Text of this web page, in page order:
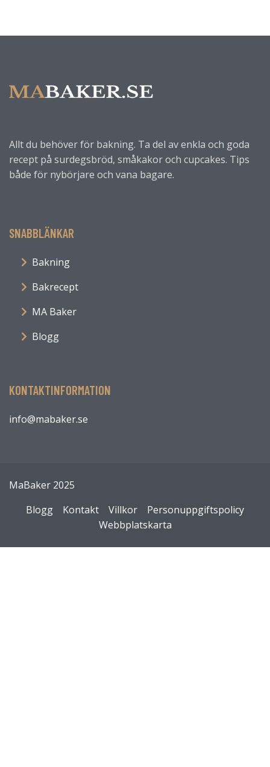
Allt du behöver för bakning. Ta del av enkla och goda
recept på surdegsbröd, småkakor och cupcakes. Tips
både för nybörjare och vana bagare.
SNABBLÄNKAR
Bakning
Bakrecept
MA Baker
Blogg
KONTAKTINFORMATION
info@mabaker.se
MaBaker 2025
Blogg
Kontakt Villkor
Personuppgiftspolicy
Webbplatskarta